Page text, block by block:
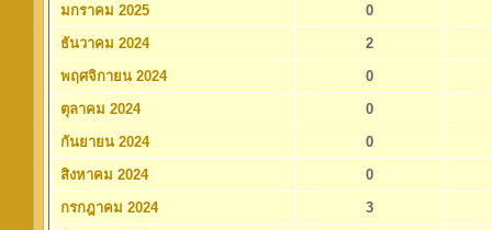
มกราคม 2025
0
ธันวาคม 2024
2
พฤศจิกายน 2024
0
ตุลาคม 2024
0
กันยายน 2024
0
สิงหาคม 2024
0
กรกฎาคม 2024
3